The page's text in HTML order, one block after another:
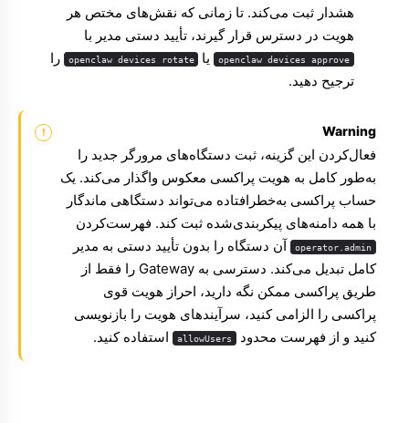
هشدار ثبت می‌کند. تا زمانی که نقش‌های مختص هر
هویت در دسترس قرار گیرند، تأیید دستی مدیر با
openclaw devices approve یا openclaw devices rotate
را
ترجیح دهید.
Warning
فعال‌کردن این گزینه، ثبت دستگاه‌های مرورگر جدید را
به‌طور کامل به هویت پراکسی معکوس واگذار می‌کند. یک
حساب پراکسی به‌خطر‌افتاده می‌تواند دستگاهی ماندگار
با همه دامنه‌های پیکربندی‌شده ثبت کند. فهرست‌کردن
operator.admin آن دستگاه را بدون تأیید دستی به مدیر
کامل تبدیل می‌کند. دسترسی به Gateway را فقط از
طریق پراکسی ممکن نگه دارید، احراز هویت قوی
پراکسی را الزامی کنید، سرآیندهای هویت را بازنویسی
کنید و از فهرست محدود
allowUsers استفاده کنید.